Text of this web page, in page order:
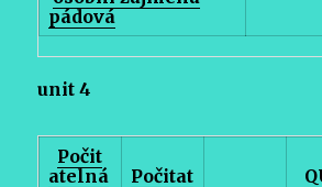
pádová
unit 4
Počit
atelná
Počitat